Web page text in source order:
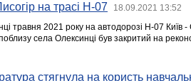
на трасі Н-07
18.09.2021 13:52
травня 2021 року на автодорозі Н-07 Київ
села Олексинці був закритий на
стягнула на користь